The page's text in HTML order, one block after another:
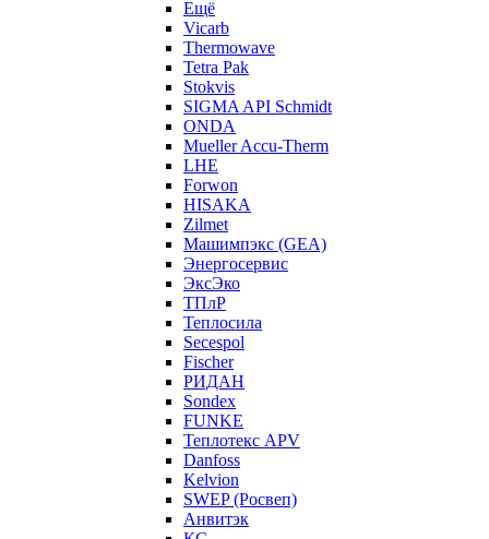
Ещё
Vicarb
Thermowave
Tetra Pak
Stokvis
SIGMA API Schmidt
ONDA
Mueller Accu-Therm
LHE
Forwon
HISAKA
Zilmet
Машимпэкс (GEA)
Энергосервис
ЭксЭко
ТПлР
Теплосила
Secespol
Fischer
РИДАН
Sondex
FUNKE
Теплотекс APV
Danfoss
Kelvion
SWEP (Росвеп)
Анвитэк